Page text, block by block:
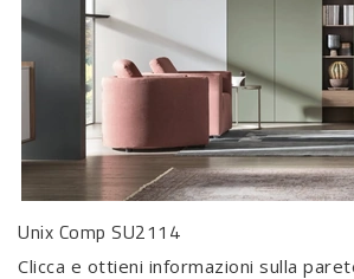
Unix Comp SU2114
Clicca e ottieni informazioni sulla